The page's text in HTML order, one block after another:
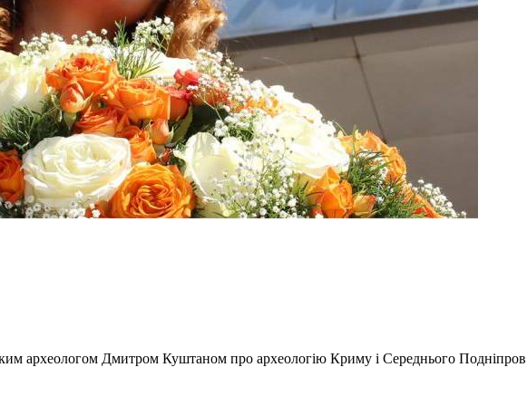
археологом Дмитром Куштаном про археологію Криму і Середнього